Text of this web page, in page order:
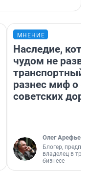
МНЕНИЕ
Наследие,
чудом не
транспортный
разнес миф о
советских
Олег Арефьев
Блогер,
владелец в
бизнесе